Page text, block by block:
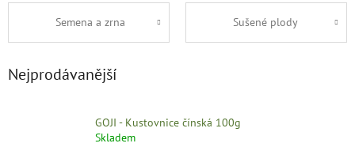
Semena a zrna Sušené plody
Nejprodávanější
GOJI - Kustovnice čínská 100g
Skladem